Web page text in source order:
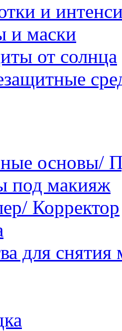
и
и маски
от солнца
основы/
под макияж
Корректор
для снятия